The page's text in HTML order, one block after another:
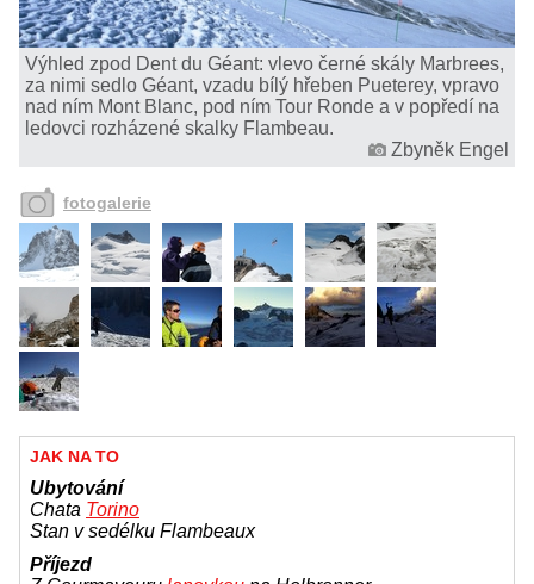
Výhled zpod Dent du Géant: vlevo černé skály Marbrees,
za nimi sedlo Géant, vzadu bílý hřeben Pueterey, vpravo
nad ním Mont Blanc, pod ním Tour Ronde a v popředí na
ledovci rozházené skalky Flambeau.
Zbyněk Engel
fotogalerie
JAK NA TO
Ubytování
Chata Torino
Stan v sedélku Flambeaux
Příjezd